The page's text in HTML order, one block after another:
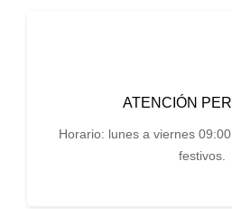
ATENCIÓN
Horario: lunes a viernes
festivos.